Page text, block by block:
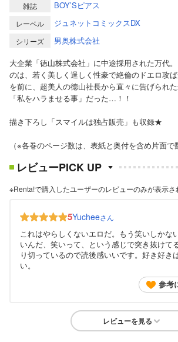
雑誌 BOY’Sピアス
レーベル ジュネットコミックスDX
シリーズ
男奥株式会社
大企業「徳山株式会社」に中途採用された万代
のは、若く美しく逞しく性豪で絶倫のドエロ攻
を前に、超美人の徳山社長から直々に告げられ
「私をハラませる事」だった…！！
描き下ろし「スマイルは独占販売」も収録★
（※各巻のページ数は、表紙と奥付を含め片面で
レビューPICK UP
※Renta!で購入したユーザーのレビューのみが表示さ
5Yucheeさん
これはやらしくないエロだ。もう笑いしかな
いんだ、笑いって、という感じで突き抜けて
り切っているので読後感いいです。好き好き
い。
参考
レビューを見る